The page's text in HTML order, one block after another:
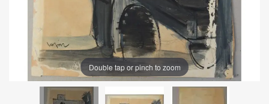
Double tap or pinch to zoom